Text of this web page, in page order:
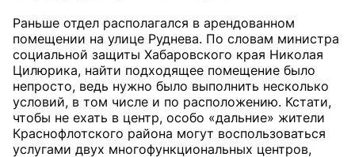
Раньше отдел располагался в арендованном
помещении на улице Руднева. По словам министра
социальной защиты Хабаровского края Николая
Цилюрика, найти подходящее помещение было
непросто, ведь нужно было выполнить несколько
условий, в том числе и по расположению. Кстати,
чтобы не ехать в центр, особо «дальние» жители
Краснофлотского района могут воспользоваться
услугами двух многофункциональных центров,